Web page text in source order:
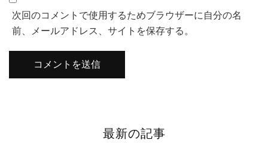
次回のコメントで使用するためブラウザーに自分の名
前、メールアドレス、サイトを保存する。
最新の記事